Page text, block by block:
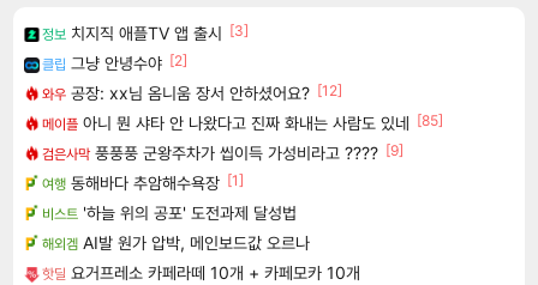
정보 치지직 애플TV 앱 출시 [3]
클립 그냥 안녕수야 [2]
와우 공장: xx님 옴니움 장서 안하셨어요? [12]
메이플 아니 뭔 샤타 안 나왔다고 진짜 화내는 사람도 있네 [85]
검은사막 풍풍풍 군왕주차가 씹이득 가성비라고 ???? [9]
여행 동해바다 추암해수욕장 [1]
비스트 '하늘 위의 공포' 도전과제 달성법
해외겜 AI발 원가 압박, 메인보드값 오르나
핫딜 요거프레소 카페라떼 10개 + 카페모카 10개